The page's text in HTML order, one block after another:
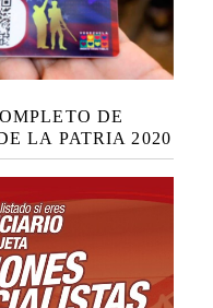
DE
LA PATRIA 2020